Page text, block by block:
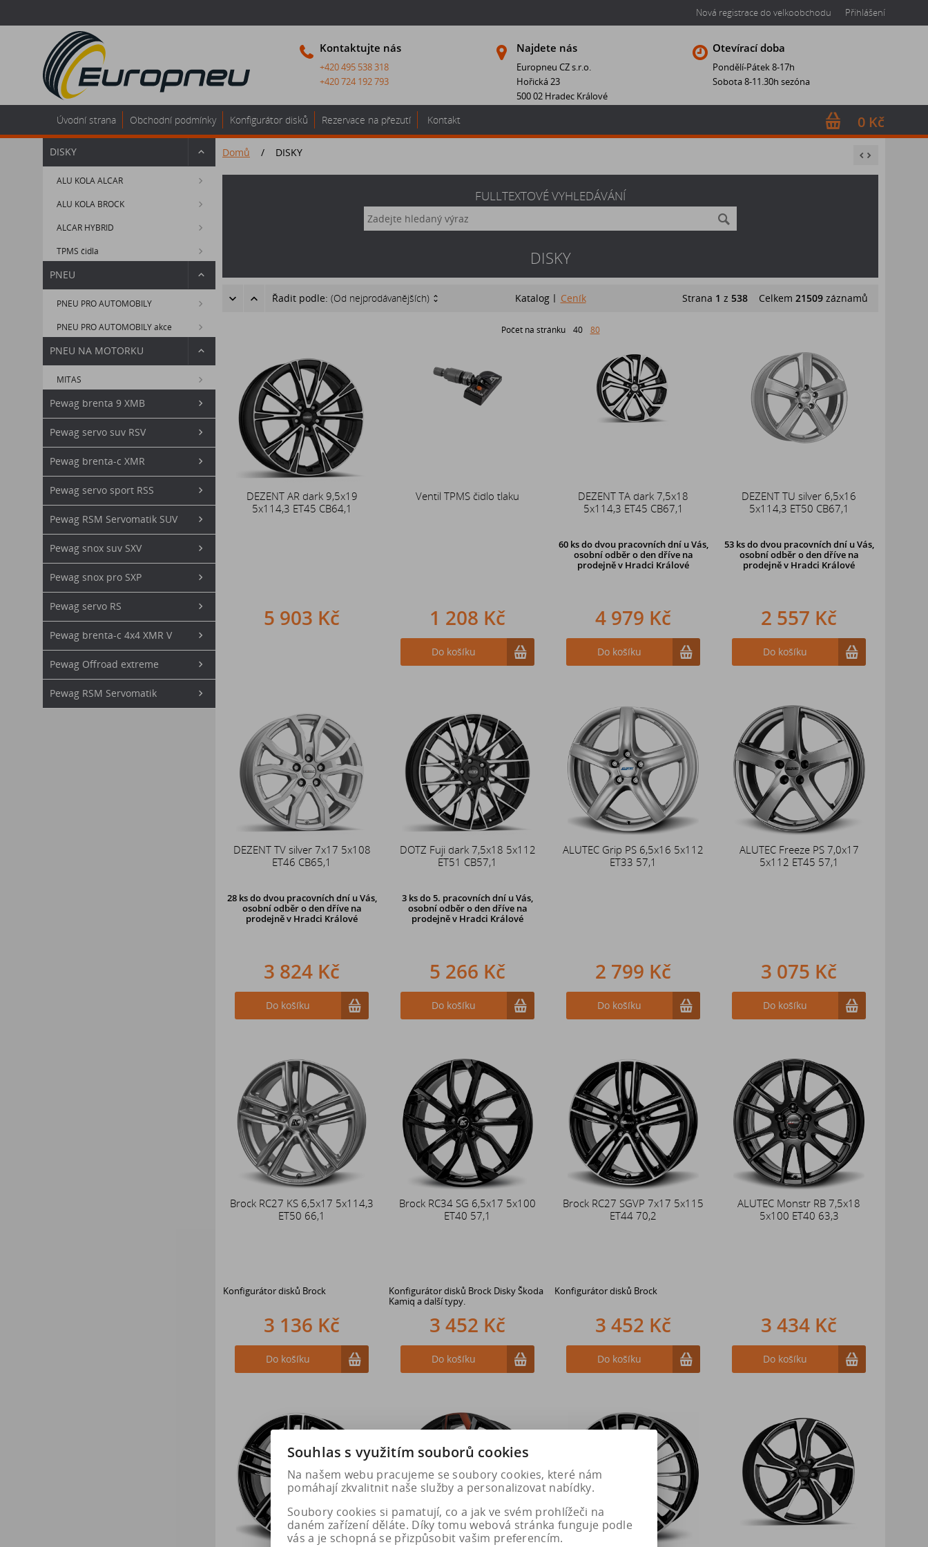
Nová registrace do velkoobchodu Přihlášení
Kontaktujte nás
+420 495 538 318
+420 724 192 793
Najdete nás
Europneu CZ s.r.o.
Hořická 23
500 02 Hradec Králové
Otevírací doba
Pondělí-Pátek 8-17h
Sobota 8-11.30h sezóna
0 Kč
Úvodní strana Obchodní podmínky Konfigurátor disků Rezervace na přezutí Kontakt
DISKY
ALU KOLA ALCAR
ALU KOLA BROCK
ALCAR HYBRID
TPMS čidla
PNEU
PNEU PRO AUTOMOBILY
PNEU PRO AUTOMOBILY akce
PNEU NA MOTORKU
MITAS
Pewag brenta 9 XMB
Pewag servo suv RSV
Pewag brenta-c XMR
Pewag servo sport RSS
Pewag RSM Servomatik SUV
Pewag snox suv SXV
Pewag snox pro SXP
Pewag servo RS
Pewag brenta-c 4x4 XMR V
Pewag Offroad extreme
Pewag RSM Servomatik
Domů / DISKY
FULLTEXTOVÉ VYHLEDÁVÁNÍ
DISKY
Řadit podle: (Od nejprodávanějších) Katalog Ceník Strana 1 z 538 Celkem 21509 záznamů
Počet na stránku 40 80
DEZENT AR dark 9,5x19
5x114,3 ET45 CB64,1
5 903 Kč
Ventil TPMS čidlo tlaku
1 208 Kč
Do košíku
DEZENT TA dark 7,5x18
5x114,3 ET45 CB67,1
60 ks do dvou pracovních dní u Vás,
osobní odběr o den dřívena
prodejně v Hradci Králové
4 979 Kč
Do košíku
DEZENT TU silver 6,5x16
5x114,3 ET50 CB67,1
53 ks do dvou pracovních dní u Vás,
osobní odběr o den dřívena
prodejně v Hradci Králové
2 557 Kč
Do košíku
DEZENT TV silver 7x17 5x108
ET46 CB65,1
28 ks do dvou pracovních dní u Vás,
osobní odběr o den dřívena
prodejně v Hradci Králové
3 824 Kč
Do košíku
DOTZ Fuji dark 7,5x18 5x112
ET51 CB57,1
3 ksdo 5. pracovních dní u Vás,
osobní odběr o den dříve na
prodejněv Hradci Králové
5 266 Kč
Do košíku
ALUTEC Grip PS 6,5x16 5x112
ET33 57,1
2 799 Kč
Do košíku
ALUTEC Freeze PS 7,0x17
5x112 ET45 57,1
3 075 Kč
Do košíku
Brock RC27 KS 6,5x17 5x114,3
ET50 66,1
Konfigurátor disků Brock
3 136 Kč
Do košíku
Brock RC34 SG 6,5x17 5x100
ET40 57,1
Konfigurátor disků Brock Disky Škoda
Kamiq a další typy.
3 452 Kč
Do košíku
Brock RC27 SGVP 7x17 5x115
ET44 70,2
Konfigurátor disků Brock
3 452 Kč
Do košíku
ALUTEC Monstr RB 7,5x18
5x100 ET40 63,3
3 434 Kč
Do košíku
Souhlas s využitím souborů cookies
Na našem webu pracujeme se soubory cookies, které nám
pomáhají zkvalitnit naše služby a personalizovat nabídky.
Soubory cookies si pamatují, co a jak ve svém prohlížeči na
daném zařízení děláte. Díky tomu webová stránka funguje podle
vás a je schopná se přizpůsobit vašim preferencím.